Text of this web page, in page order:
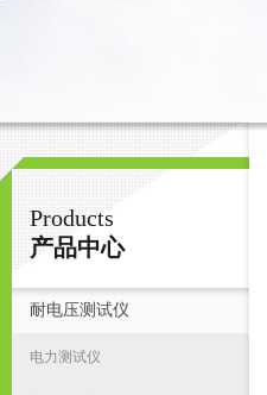
扬州志力电气科技有限公司/扬州高压测试仪
Products
产品中心
耐电压测试仪
电力测试仪